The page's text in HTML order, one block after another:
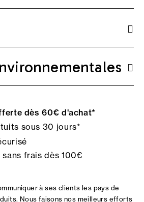
dès 60€ d'achat*
sous 30 jours*
sans frais dès 100€
à ses clients les pays de
Nous faisons nos meilleurs efforts